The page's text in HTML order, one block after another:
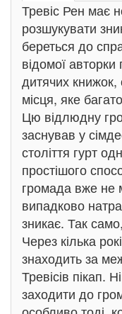
Тревіс Рен має
розшукувати
береться до
відомої
дитячих книжок,
місця, яке
Цю відлюдну
заснував у
століття гурт
простішого
громада вже не
випадково
зникає. Так
Через кілька
знаходить за
Тревісів пікап.
заходити до